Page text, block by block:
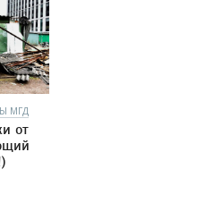
МГД
от